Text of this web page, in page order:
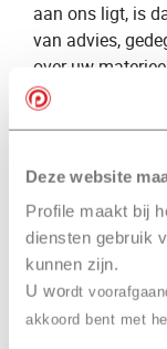
Deze website
Profile maakt bij
diensten gebruik
kunnen zijn.
U wordt
akkoord bent met
aan ons ligt, is
van advies,
over uw
Tymacon®.
We hebben een
units, die u ter
markt en stellen
Door die kennis
uitgangspunt.
gebied van
Neem dan